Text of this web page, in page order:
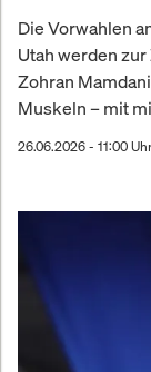
Die Vorwahlen
Utah werden
Zohran
Muskeln – mit
26.06.2026 - 11:00 Uhr